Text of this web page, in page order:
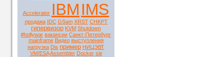
Accelerator IBM IMS
продажа IDC GSam XRST CHKPT
гипервизор KVM Shutdown
#hollywar вакансии Санкт-Петербург
mainframe Видео выступления
нагрузка Dis пример НИЦЭВТ
VM/ESA Assembler Docker sie